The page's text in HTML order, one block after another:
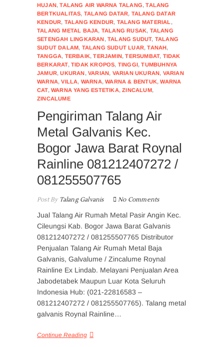
HUJAN,TALANG AIR WARNA TALANG,TALANG
BERTKUALITAS, TALANG DATAR, TALANG DATAR
KENDUR, TALANG KENDUR, TALANG MATERIAL ,
TALANG METAL BAJA, TALANG RUSAK, TALANG
SETENGAH LINGKARAN,TALANG SUDUT, TALANG
SUDUT DALAM, TALANG SUDUT LUAR,TANAH,
TANGGA, TERBAIK,TERJAMIN,TERSUMBAT, TIDAK
BERKARAT,TIDAK KROPOS, TINGGI,TUMBUHNYA
JAMUR,UKURAN,VARIAN, VARIAN UKURAN, VARIAN
WARNA,VILLA, WARNA,WARNA & BENTUK,WARNA
CAT,WARNA YANG ESTETIKA,ZINCALUM,
ZINCALUME
Pengiriman Talang Air
Metal Galvanis Kec.
Bogor Jawa Barat Roynal
Rainline 081212407272 /
081255507765
Post ByTalang Galvanis No Comments
Jual Talang Air Rumah Metal Pasir Angin Kec.
Cileungsi Kab. Bogor Jawa Barat Galvanis
081212407272 / 081255507765 Distributor
Penjualan Talang Air Rumah Metal Baja
Galvanis, Galvalume / Zincalume Roynal
Rainline Ex Lindab. Melayani Penjualan Area
Jabodetabek Maupun Luar Kota Seluruh
Indonesia Hub: (021-22816583 –
081212407272 / 081255507765). Talang metal
galvanis Roynal Rainline…
Continue Reading